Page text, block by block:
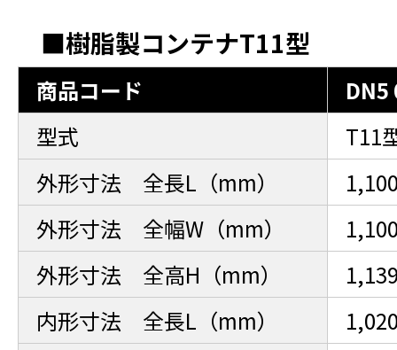
■樹脂製コンテナT11型
商品コード
DN5
型式
T11
外形寸法 全長L（mm）
外形寸法 全幅W（mm）
外形寸法 全高H（mm）
内形寸法 全長L（mm）